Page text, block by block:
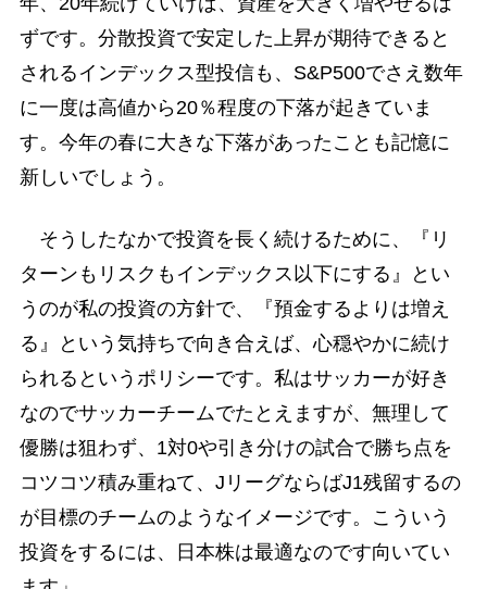
ずです。分散投資で安定した上昇が期待できると
されるインデックス型投信も、S&P500でさえ数年
に一度は高値から20％程度の下落が起きていま
す。今年の春に大きな下落があったことも記憶に
新しいでしょう。
そうしたなかで投資を長く続けるために、『リ
ターンもリスクもインデックス以下にする』とい
うのが私の投資の方針で、『預金するよりは増え
る』という気持ちで向き合えば、心穏やかに続け
られるというポリシーです。私はサッカーが好き
なのでサッカーチームでたとえますが、無理して
優勝は狙わず、1対0や引き分けの試合で勝ち点を
コツコツ積み重ねて、JリーグならばJ1残留するの
が目標のチームのようなイメージです。こういう
投資をするには、日本株は最適なのです向いてい